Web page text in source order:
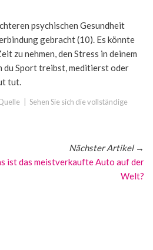
psychischen Gesundheit
gebracht (10). Es könnte
zu nehmen, den Stress in deinem
du Sport treibst, meditierst oder
tut.
Sehen Sie sich die vollständige
Nächster Artikel→
ist das meistverkaufte Auto auf der
Welt?